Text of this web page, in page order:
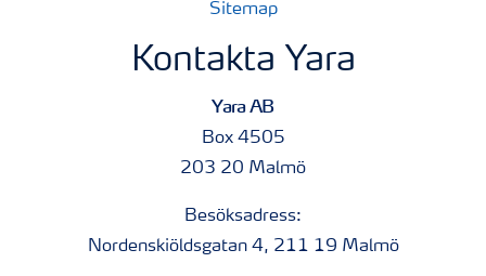
Sitemap
Kontakta Yara
Yara AB
Box 4505
203 20 Malmö
Besöksadress:
Nordenskiöldsgatan 4, 211 19 Malmö